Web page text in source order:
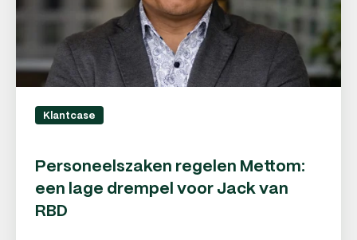
Jack
Klantcase
Personeelszaken regelen Mettom:
een lage drempel voor Jack van
RBD